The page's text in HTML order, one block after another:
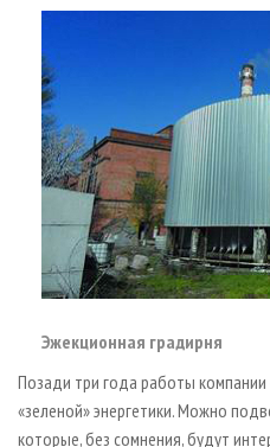
Эжекционная градирня
Позади три года работы компании
«зеленой» энергетики. Можно
которые, без сомнения, будут